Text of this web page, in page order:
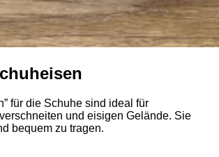
für die Schuhe sind ideal für
und eisigen Gelände. Sie
bequem zu tragen.